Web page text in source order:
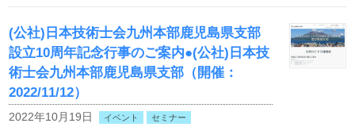
(公社)日本技術士会九州本部鹿児島県支部
設立10周年記念行事のご案内●(公社)日本技
術士会九州本部鹿児島県支部（開催：
2022/11/12）
2022年10月19日 イベント セミナー